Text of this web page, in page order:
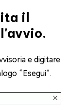
il
e digitare
“Esegui”.